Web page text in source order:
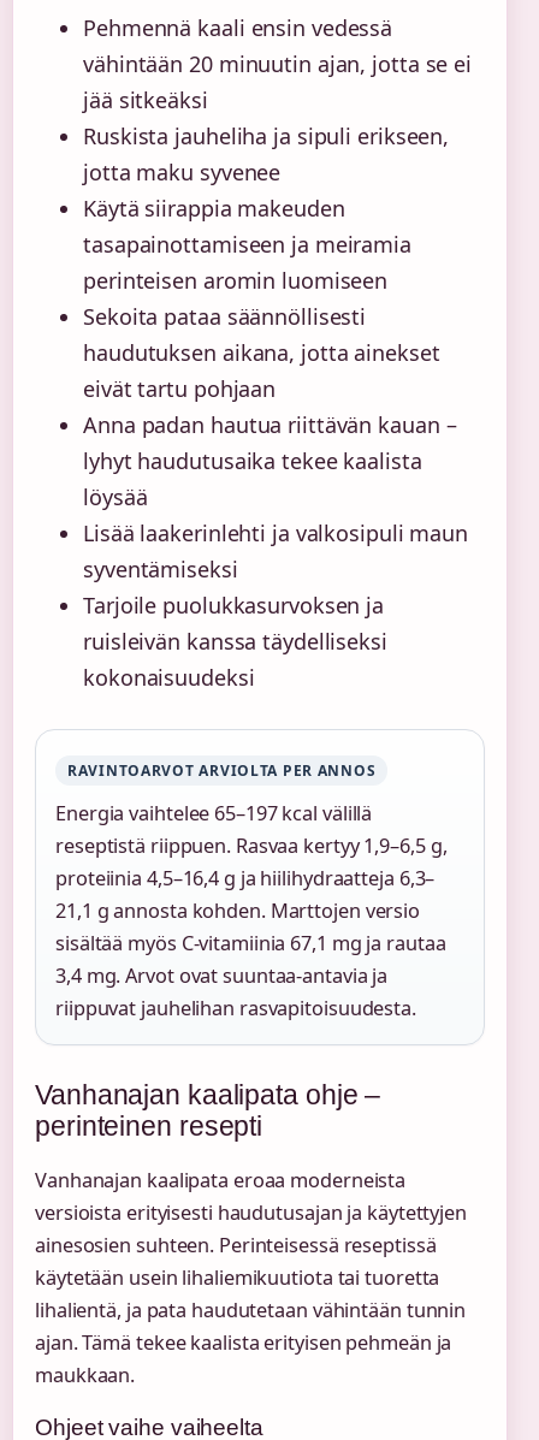
Pehmennä kaali ensin vedessä
vähintään 20 minuutin ajan, jotta se ei
jää sitkeäksi
Ruskista jauheliha ja sipuli erikseen,
jotta maku syvenee
Käytä siirappia makeuden
tasapainottamiseen ja meiramia
perinteisen aromin luomiseen
Sekoita pataa säännöllisesti
haudutuksen aikana, jotta ainekset
eivät tartu pohjaan
Anna padan hautua riittävän kauan –
lyhyt haudutusaika tekee kaalista
löysää
Lisää laakerinlehti ja valkosipuli maun
syventämiseksi
Tarjoile puolukkasurvoksen ja
ruisleivän kanssa täydelliseksi
kokonaisuudeksi
RAVINTOARVOT ARVIOLTA PER ANNOS
Energia vaihtelee 65–197 kcal välillä
reseptistä riippuen. Rasvaa kertyy 1,9–6,5 g,
proteiinia 4,5–16,4 g ja hiilihydraatteja 6,3–
21,1 g annosta kohden. Marttojen versio
sisältää myös C-vitamiinia 67,1 mg ja rautaa
3,4 mg. Arvot ovat suuntaa-antavia ja
riippuvat jauhelihan rasvapitoisuudesta.
Vanhanajan kaalipata ohje –
perinteinen resepti
Vanhanajan kaalipata eroaa moderneista
versioista erityisesti haudutusajan ja käytettyjen
ainesosien suhteen. Perinteisessä reseptissä
käytetään usein lihaliemikuutiota tai tuoretta
lihalientä, ja pata haudutetaan vähintään tunnin
ajan. Tämä tekee kaalista erityisen pehmeän ja
maukkaan.
Ohjeet vaihe vaiheelta